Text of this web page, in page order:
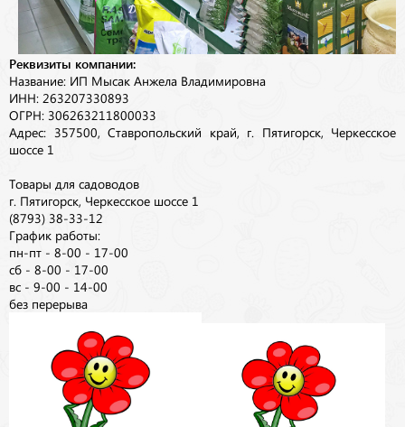
Реквизиты компании:
Название: ИП Мысак Анжела Владимировна
ИНН: 263207330893
ОГРН: 306263211800033
Адрес: 357500, Ставропольский край, г. Пятигорск, Черкесское
шоссе 1
Товары для садоводов
г. Пятигорск, Черкесское шоссе 1
(8793) 38-33-12
График работы:
пн-пт - 8-00 - 17-00
сб - 8-00 - 17-00
вс - 9-00 - 14-00
без перерыва